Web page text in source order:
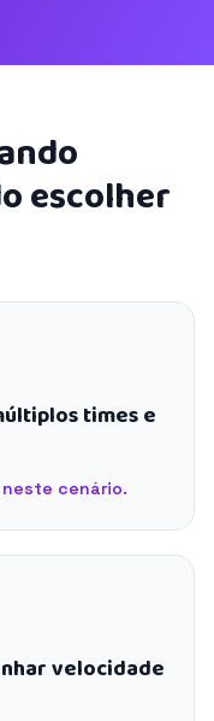
escolher
times e
cenário.
velocidade